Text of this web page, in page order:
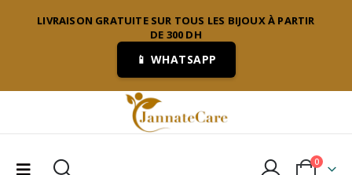
LIVRAISON GRATUITE SUR TOUS LES BIJOUX À PARTIR
DE 300 DH
📱 WHATSAPP
0